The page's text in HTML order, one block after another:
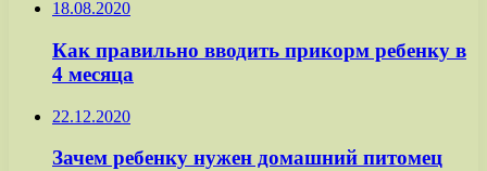
18.08.2020
Как правильно вводить прикорм ребенку в
4 месяца
22.12.2020
Зачем ребенку нужен домашний питомец